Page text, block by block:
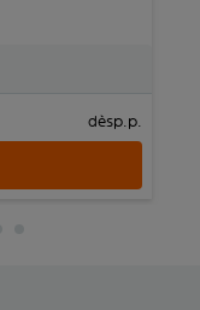
dèsp.p.